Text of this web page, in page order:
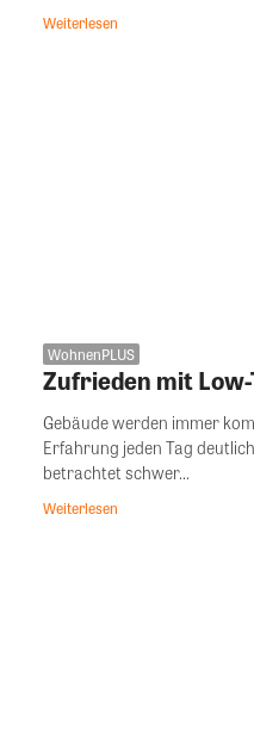
Weiterlesen
WohnenPLUS
Zufrieden mit Low-
Gebäude werden immer
Erfahrung jeden Tag
betrachtet schwer...
Weiterlesen